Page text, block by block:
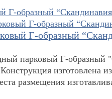
Г-образный
парковый Г-образный
изготовлена
размещения